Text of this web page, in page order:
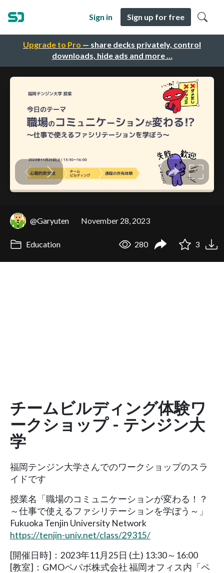
Upgrade to Pro — share decks privately, control
downloads, hide ads and more …
Sign in Sign up for free
@Garyuten November 28, 2023
Education 280 3
チームビルディング体験ワ
ークショップ - テンジン大
学
福岡テンジン大学さんでのワークショップのスラ
イドです
授業名「職場のコミュニケーションが変わる！？
～仕事で使えるファシリテーションを学ぼう～」
Fukuoka Tenjin University Network
https://tenjin-univ.net/class/29315/
[開催日時]：2023年11月25日 (土) 13:30～16:00
[教室]：GMOペパボ株式会社 福岡オフィス内「ペ